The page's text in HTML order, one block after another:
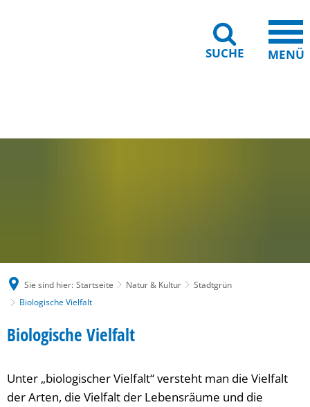
SUCHE MENÜ
Sie sind hier: Startseite Natur & Kultur
Stadtgrün
Biologische Vielfalt
Biologische
Biologische Vielfalt
Unter „biologischer Vielfalt“ versteht man die Vielfalt
der Arten, die Vielfalt der Lebensräume und die